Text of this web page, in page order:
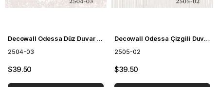
Decowall Odessa Düz Duvar Kağıdı 2504-03
2504-03
$39.50
Decowall Odessa Çizgili Duvar Kağıdı 2505-02
2505-02
$39.50